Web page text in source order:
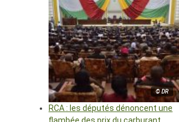
© DR
RCA : les députés dénoncent une